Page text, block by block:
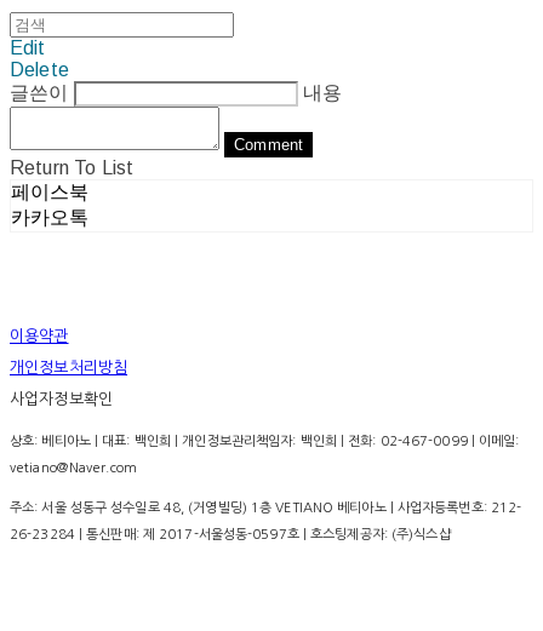
Edit
Delete
글쓴이
내용
Comment
Return To List
페이스북
카카오톡
이용약관
개인정보처리방침
사업자정보확인
상호: 베티아노 | 대표: 백인희 | 개인정보관리책임자: 백인희 | 전화: 02-467-0099 | 이메일:
vetiano@Naver.com
주소: 서울 성동구 성수일로 48, (거영빌딩) 1층 VETIANO 베티아노 | 사업자등록번호: 212-
26-23284 | 통신판매: 제 2017-서울성동-0597호| 호스팅제공자: (주)식스샵